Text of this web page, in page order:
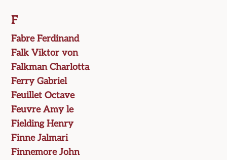
F
Fabre Ferdinand
Falk Viktor von
Falkman Charlotta
Ferry Gabriel
Feuillet Octave
Feuvre Amy le
Fielding Henry
Finne Jalmari
Finnemore John